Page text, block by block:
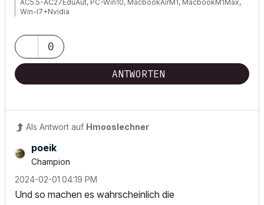
AC5.5-AC27EduAut, PC-Win10, MacbookAirM1, MacbookM1Max,
Win-I7+Nvidia
0
ANTWORTEN
Als Antwort auf Hmooslechner
poeik
Champion
‎2024-02-01 04:19 PM
Und so machen es wahrscheinlich die